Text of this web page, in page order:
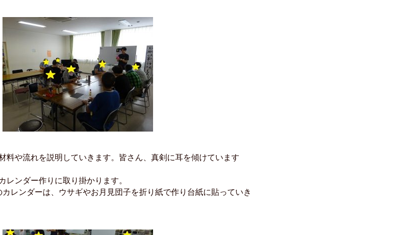
料や流れを説明していきます。皆さん、真剣に耳を傾けています
レンダー作りに取り掛かります。
カレンダーは、ウサギやお月見団子を折り紙で作り台紙に貼っていき